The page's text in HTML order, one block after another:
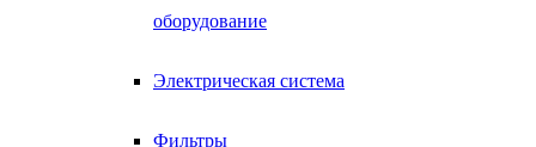
оборудование
Электрическая система
Фильтры